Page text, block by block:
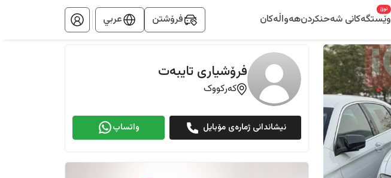
وێستگەکانی شەحنکردن
نوێ
هەواڵەکان فرۆشتن عربي
فرۆشیاری تایبەت
کەرکووک
نیشاندانی ژمارەی مۆبایل واتساپ